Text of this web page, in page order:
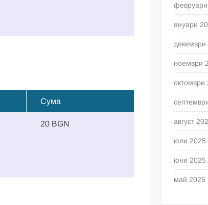
Сума
20 BGN
януари
декември
ноември
октомври
август
юли 2025
юни 2025
май 2025